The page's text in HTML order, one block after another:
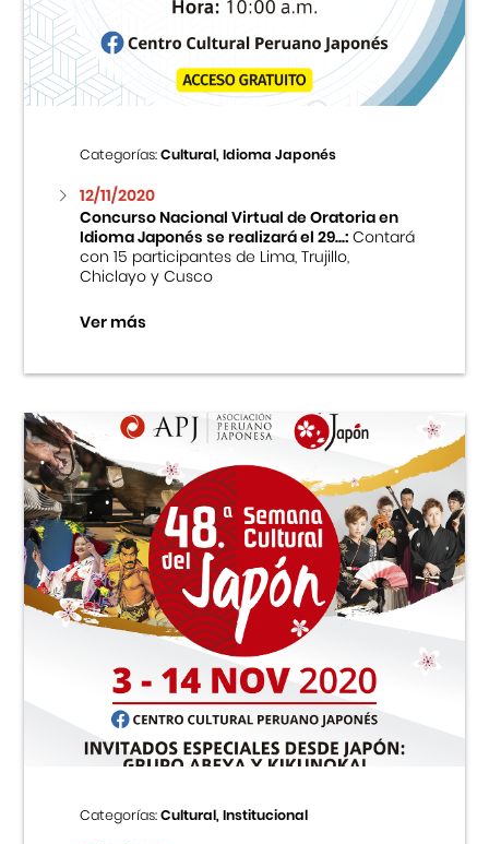
Centro Cultural Peruano Japonés
Cursos
Museo de la Inmigración Japonesa
Fondo Editorial
Teatro Peruano Japonés
Categorías:Cultural, Idioma Japonés
12/11/2020
Concurso Nacional Virtual de Oratoria en
Idioma Japonés se realizará el 29...:Contará
con 15 participantes de Lima, Trujillo,
Chiclayo y Cusco
Ver más
Categorías:Cultural, Institucional